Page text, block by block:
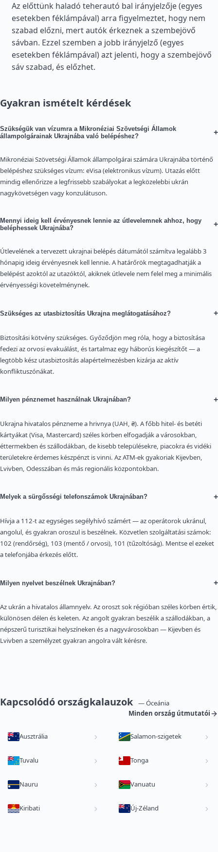
Az előttünk haladó teherautó bal irányjelzője (egyes
esetekben féklámpával) arra figyelmeztet, hogy nem
szabad előzni, mert autók érkeznek a szembejövő
sávban. Ezzel szemben a jobb irányjelző (egyes
esetekben féklámpával) azt jelenti, hogy a szembejövő
sáv szabad, és előzhet.
Gyakran ismételt kérdések
Szükségük van vízumra a Mikronéziai Szövetségi Államok
állampolgárainak Ukrajnába való belépéshez?
+
Mikronéziai Szövetségi Államok állampolgárai számára Ukrajnába történő
belépéshez szükséges vízum: eVisa (elektronikus vízum). Utazás előtt
mindig ellenőrizze a legfrissebb szabályokat a legközelebbi ukrán
nagykövetségen vagy konzulátuson.
Mennyi ideig kell érvényesnek lennie az útlevelemnek ahhoz, hogy
beléphessek Ukrajnába?
+
Útlevelének a tervezett ukrajnai belépés dátumától számítva legalább 3
hónapig ideig érvényesnek kell lennie. A határőrök megtagadhatják a
belépést azoktól az utazóktól, akiknek útlevele nem felel meg a minimális
érvényességi követelménynek.
Szükséges az utasbiztosítás Ukrajna meglátogatásához? +
Biztosítási kötvény szükséges. Győződjön meg róla, hogy a biztosítása
fedezi az orvosi evakuálást, és tartalmaz egy háborús kiegészítőt — a
legtöbb kész utasbiztosítás alapértelmezésben kizárja az aktív
konfliktuszónákat.
Milyen pénznemet használnak Ukrajnában? +
Ukrajna hivatalos pénzneme a hrivnya (UAH, ₴). A főbb hitel- és betéti
kártyákat (Visa, Mastercard) széles körben elfogadják a városokban,
éttermekben és szállodákban, de kisebb településekre, piacokra és vidéki
területekre érdemes készpénzt is vinni. Az ATM-ek gyakoriak Kijevben,
Lvivben, Odesszában és más regionális központokban.
Melyek a sürgősségi telefonszámok Ukrajnában? +
Hívja a 112-t az egységes segélyhívó számért — az operátorok ukránul,
angolul, és gyakran oroszul is beszélnek. Közvetlen szolgáltatási számok:
102 (rendőrség), 103 (mentő / orvosi), 101 (tűzoltóság). Mentse el ezeket
a telefonjába érkezés előtt.
Milyen nyelvet beszélnek Ukrajnában? +
Az ukrán a hivatalos államnyelv. Az oroszt sok régióban széles körben értik,
különösen délen és keleten. Az angolt gyakran beszélik a szállodákban, a
népszerű turisztikai helyszíneken és a nagyvárosokban — Kijevben és
Lvivben a személyzet gyakran angolra vált kérésre.
Kapcsolódó országkalauzok
— Óceánia
Minden ország útmutatói
Ausztrália Salamon-szigetek
Tuvalu Tonga
Nauru Vanuatu
Kiribati Új-Zéland